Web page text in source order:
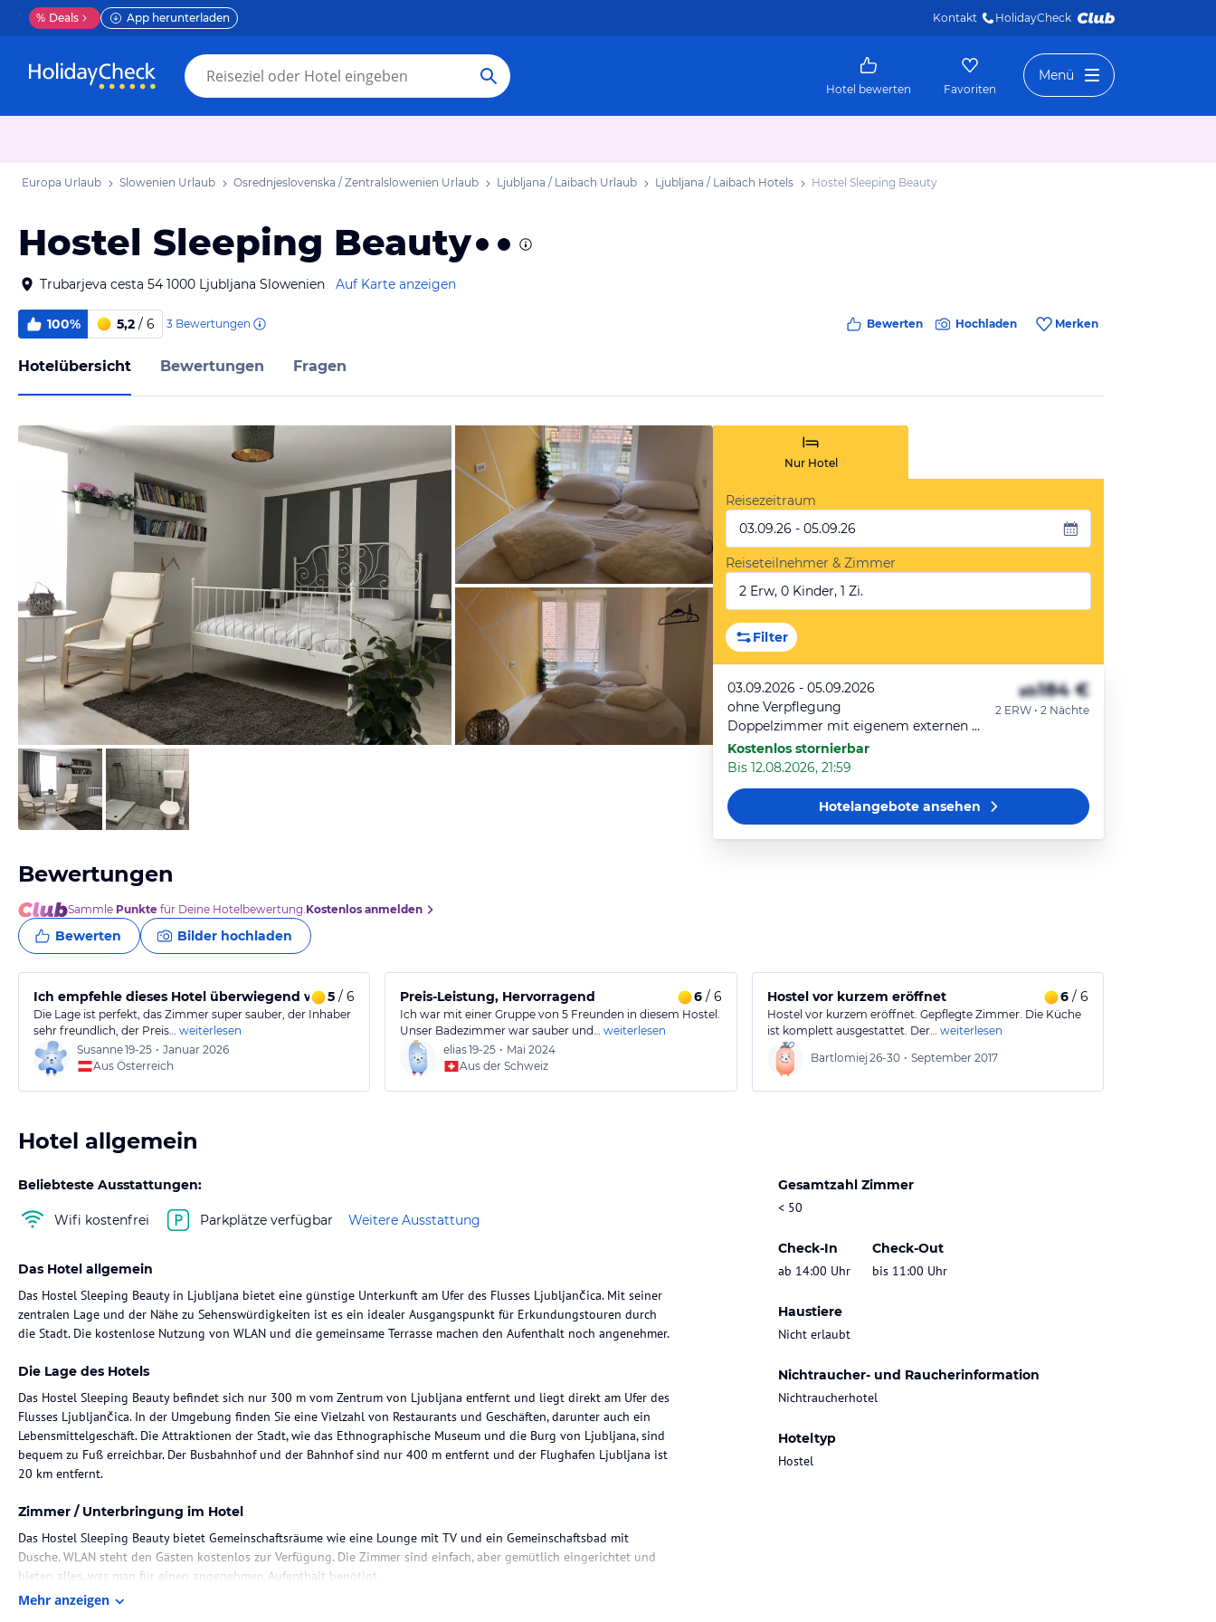
% Deals App herunterladen Kontakt HolidayCheck
Hotel bewerten Favoriten
Menü
Europa Urlaub Slowenien Urlaub Osrednjeslovenska / Zentralslowenien Urlaub Ljubljana / Laibach Urlaub Ljubljana / Laibach Hotels Hostel Sleeping Beauty
Hostel Sleeping Beauty
Trubarjeva cesta 54 1000 Ljubljana Slowenien Auf Karte anzeigen
100% 5,2 / 6 3 Bewertungen Bewerten Hochladen Merken
Hotelübersicht Bewertungen Fragen
von Expedia
von Expedia
Nur Hotel
Reisezeitraum
03.09.26 - 05.09.26
Reiseteilnehmer & Zimmer
2 Erw, 0 Kinder, 1 Zi.
Filter
03.09.2026 - 05.09.2026
ohne Verpflegung
Doppelzimmer mit eigenem externen Bad
Kostenlos stornierbar
Bis 12.08.2026, 21:59
ab184 €
2 ERW • 2 Nächte
Hotelangeboteansehen
Bewertungen
Sammle Punkte für Deine Hotelbewertung.Kostenlos anmelden
Bewerten Bilder hochladen
Ich empfehle dieses Hotel überwiegend wegen der perfekten Lage.
5 / 6
Die Lage ist perfekt, das Zimmer super sauber, der Inhaber
sehr freundlich, der Preis… weiterlesen
Susanne19-25 • Januar 2026
Aus Österreich
Preis-Leistung, Hervorragend 6/ 6
Ich war mit einer Gruppe von 5 Freunden in diesem Hostel.
Unser Badezimmer war sauber und… weiterlesen
elias19-25 • Mai 2024
Aus der Schweiz
Hostel vor kurzem eröffnet 6/ 6
Hostel vor kurzem eröffnet. Gepflegte Zimmer. Die Küche
ist komplett ausgestattet. Der… weiterlesen
Bartlomiej26-30 • September 2017
Hotel allgemein
Beliebteste Ausstattungen:
Wifi kostenfrei Parkplätze verfügbar Weitere Ausstattung
Gesamtzahl Zimmer
< 50
Check-In
ab 14:00 Uhr
Check-Out
bis 11:00 Uhr
Haustiere
Nicht erlaubt
Nichtraucher- und Raucherinformation
Nichtraucherhotel
Hoteltyp
Hostel
Das Hotel allgemein
Das Hostel Sleeping Beauty in Ljubljana bietet eine günstige Unterkunft am Ufer des Flusses Ljubljančica. Mit seiner
zentralen Lage und der Nähe zu Sehenswürdigkeiten ist es ein idealer Ausgangspunkt für Erkundungstouren durch
die Stadt. Die kostenlose Nutzung von WLAN und die gemeinsame Terrasse machen den Aufenthalt noch angenehmer.
Die Lage des Hotels
Das Hostel Sleeping Beauty befindet sich nur 300 m vom Zentrum von Ljubljana entfernt und liegt direkt am Ufer des
Flusses Ljubljančica. In der Umgebung finden Sie eine Vielzahl von Restaurants und Geschäften, darunter auch ein
Lebensmittelgeschäft. Die Attraktionen der Stadt, wie das Ethnographische Museum und die Burg von Ljubljana, sind
bequem zu Fuß erreichbar. Der Busbahnhof und der Bahnhof sind nur 400 m entfernt und der Flughafen Ljubljana ist
20 km entfernt.
Zimmer / Unterbringung im Hotel
Das Hostel Sleeping Beauty bietet Gemeinschaftsräume wie eine Lounge mit TV und ein Gemeinschaftsbad mit
Dusche. WLAN steht den Gästen kostenlos zur Verfügung. Die Zimmer sind einfach, aber gemütlich eingerichtet und
bieten alles, was man für einen angenehmen Aufenthalt benötigt.
Mehr anzeigen